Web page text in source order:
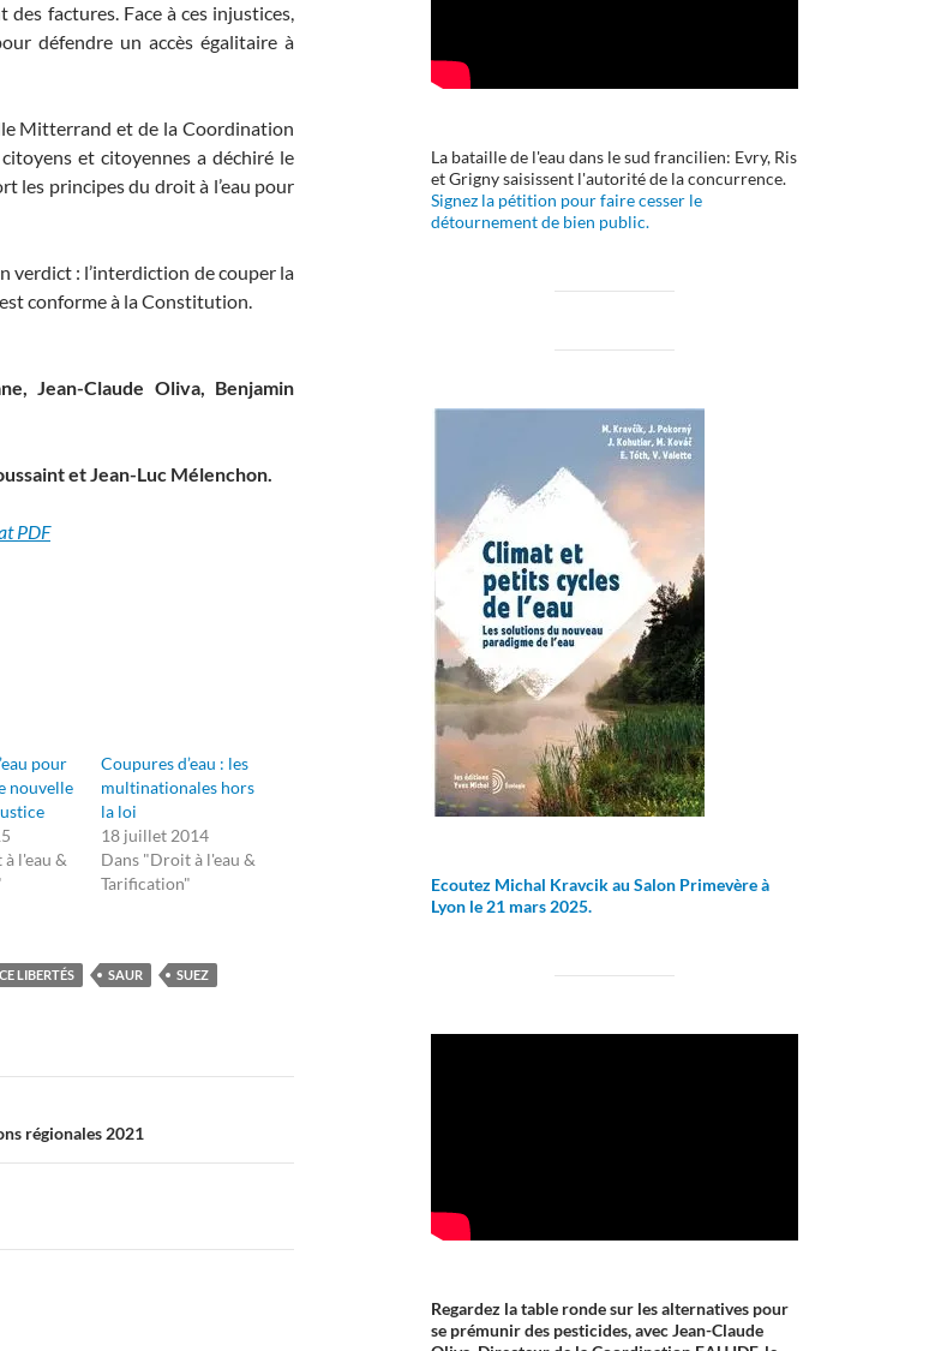
factures. Face à ces injustices,
défendre un accès égalitaire à
Mitterrand et de la Coordination
et citoyennes a déchiré le
les principes du droit à l’eau pour
verdict : l’interdiction de couper la
conforme à la Constitution.
Jean-Claude Oliva, Benjamin
et Jean-Luc Mélenchon.
PDF
pour
nouvelle
l'eau &
Coupures d’eau : les
multinationales hors
la loi
18 juillet 2014
Dans "Droit à l'eau &
Tarification"
LIBERTÉS SAUR
SUEZ
régionales 2021
La bataille de l'eau dans le sud francilien: Evry, Ris
et Grigny saisissent l'autorité de la concurrence.
Signez la pétition pour faire cesser le
détournement de bien public.
Ecoutez Michal Kravcik au Salon Primevère à
Lyon le 21 mars 2025.
Regardez la table ronde sur les alternatives pour
se prémunir des pesticides, avec Jean-Claude